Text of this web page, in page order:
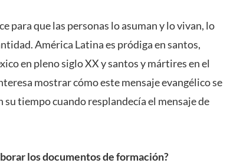
para que las personas lo asuman y lo vivan, lo
América Latina es pródiga en santos,
en pleno siglo XX y santos y mártires en el
mostrar cómo este mensaje evangélico se
su tiempo cuando resplandecía el mensaje de
los documentos de formación?